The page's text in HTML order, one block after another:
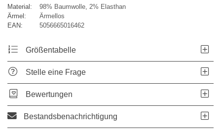
Material:
98% Baumwolle, 2% Elasthan
Ärmel:
Ärmellos
EAN:
5056665016462
Größentabelle
Stelle eine Frage
Bewertungen
Bestandsbenachrichtigung